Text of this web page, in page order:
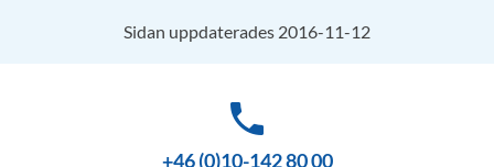
Sidan uppdaterades 2016-11-12
phone
+46 (0)10-142 80 00